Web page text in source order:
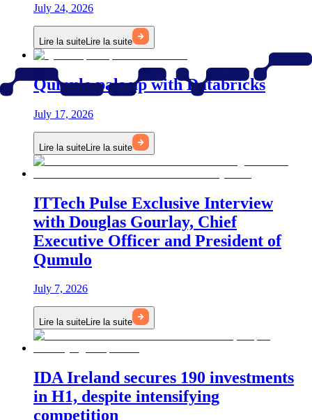
July 24, 2026
Lire la suite Lire la suite
Qumulo pals up with Databricks
July 17, 2026
Lire la suiteLire la suite
ITTech Pulse Exclusive Interview
with Douglas Gourlay, Chief
Executive Officer and President of
Qumulo
July 7, 2026
Lire la suiteLire la suite
IDA Ireland secures 190 investments
in H1, despite intensifying
competition